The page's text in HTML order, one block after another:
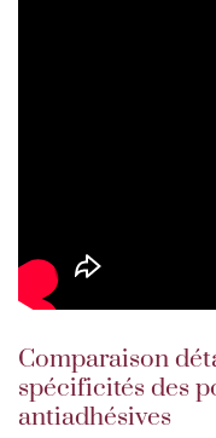
Comparaison
spécificités des
antiadhésives